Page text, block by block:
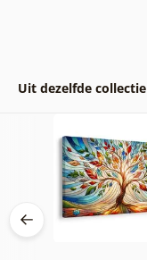
Uit dezelfde collectie